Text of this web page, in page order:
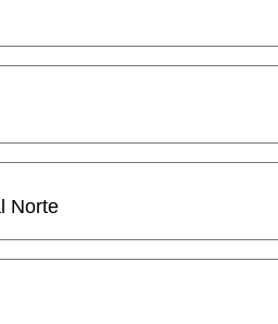
Norte